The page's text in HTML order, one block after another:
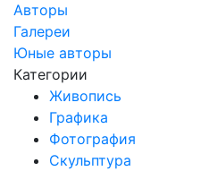
Авторы
Галереи
Юные авторы
Категории
Живопись
Графика
Фотография
Скульптура